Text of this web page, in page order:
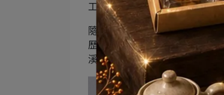
工採摘台灣天然茉莉花、含笑
隨著時間緩緩浸萃，【 漫波
歷程，彷彿用味覺感官便能體
溪畔的香花勝景。